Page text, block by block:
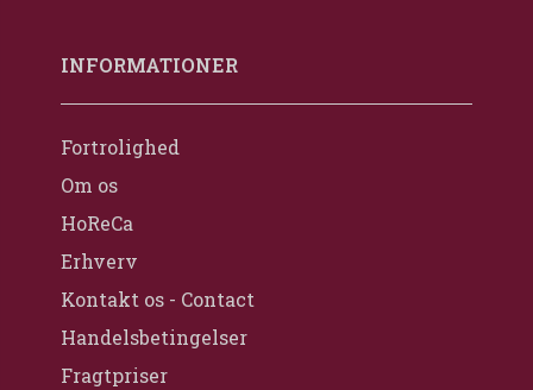
INFORMATIONER
Fortrolighed
Om os
HoReCa
Erhverv
Kontakt os - Contact
Handelsbetingelser
Fragtpriser